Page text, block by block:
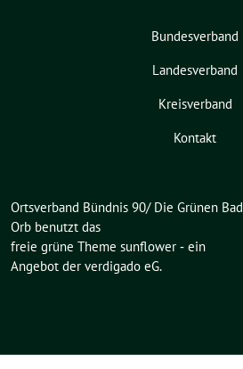
Bundesverband
Landesverband
Kreisverband
Kontakt
Ortsverband Bündnis 90/ Die Grünen Bad
Orb benutzt das
freie grüne Theme sunflower ‐ ein
Angebot der verdigado eG.